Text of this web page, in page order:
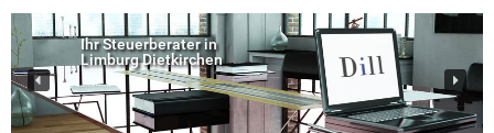
Ihr Steuerberater in
Limburg Dietkirchen